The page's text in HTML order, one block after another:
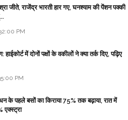
जीते, राजेंद्र भारती हार गए, घनश्याम की पेंशन पक्की
PM
में दोनों पक्षों के वकीलों ने क्या तर्क दिए, पढ़िए
PM
के पहले बसों का किराया 75% तक बढ़ाया, रात में
एक्स्ट्रा